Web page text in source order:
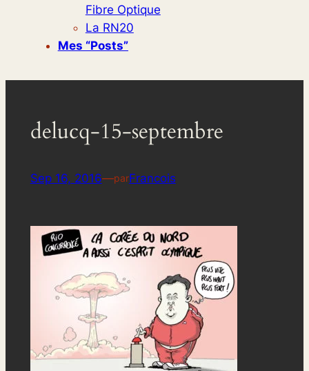
Fibre Optique
La RN20
Mes “posts”
delucq-15-septembre
Sep 16, 2016—parFrancois